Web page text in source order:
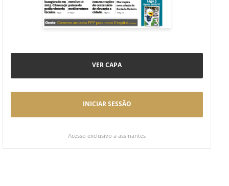
VER CAPA
INICIAR SESSÃO
Acesso exclusivo a assinantes